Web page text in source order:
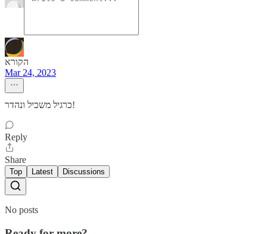
הקורא
Mar 24, 2023
כרגיל משכיל ונהדר!
Reply
Share
Top Latest Discussions
No posts